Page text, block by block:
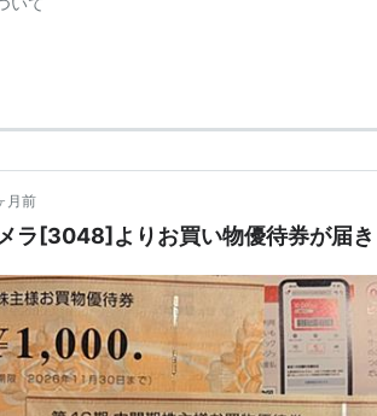
月前
ラ[3048]よりお買い物優待券が届き